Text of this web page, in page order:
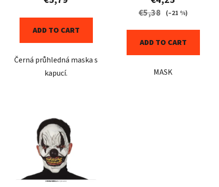
ADD TO CART
Černá průhledná maska s
kapucí.
€5,38 (–21 %)
ADD TO CART
MASK